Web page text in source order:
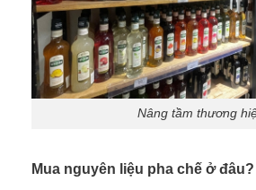
Nâng tầm thương
Mua nguyên liệu pha chế ở đâu?